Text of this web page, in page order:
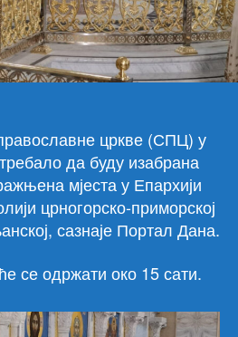
цркве (СПЦ) у
да буду изабрана
мјеста у Епархији
црногорско-приморској
сазнаје Портал Дана.
се одржати око 15 сати.